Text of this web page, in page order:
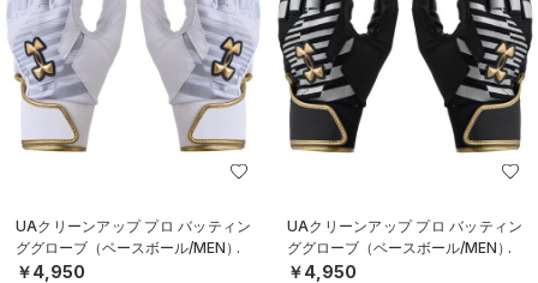
UAクリーンアップ プロ バッティン
ググローブ（ベースボール/MEN）
￥4,950
UAクリーンアップ プロ バッティン
ググローブ（ベースボール/MEN）
￥4,950